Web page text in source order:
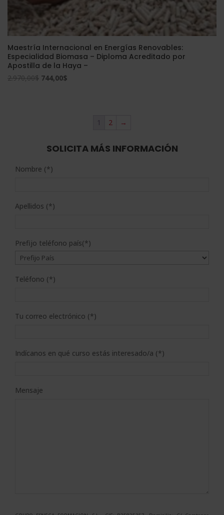
Maestría Internacional en Energías Renovables:
Especialidad Biomasa – Diploma Acreditado por
Apostilla de la Haya –
2.970,00$ El
744,00$
1 2 →
SOLICITA MÁS INFORMACIÓN
Nombre (*)
Apellidos (*)
Prefijo teléfono país(*)
Teléfono (*)
Tu correo electrónico (*)
Indícanos en qué curso estás interesado/a (*)
Mensaje